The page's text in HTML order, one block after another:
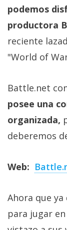
podemos
productora
reciente
"World of
Battle.net
posee una
organizada,
deberemos
Web:
Ahora que
para jugar